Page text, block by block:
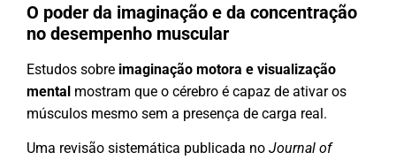
O poder da imaginação e da concentração
no desempenho muscular
Estudos sobre imaginação motora e visualização
mental mostram que o cérebro é capaz de ativar os
músculos mesmo sem a presença de carga real.
Uma revisão sistemática publicada no Journal of